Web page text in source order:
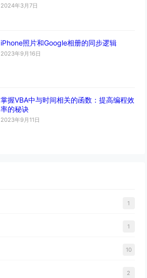
2024年3月7日
iPhone照片和Google相册的同步逻辑
2023年9月16日
掌握VBA中与时间相关的函数：提高编程效
率的秘诀
2023年9月11日
1
1
10
2